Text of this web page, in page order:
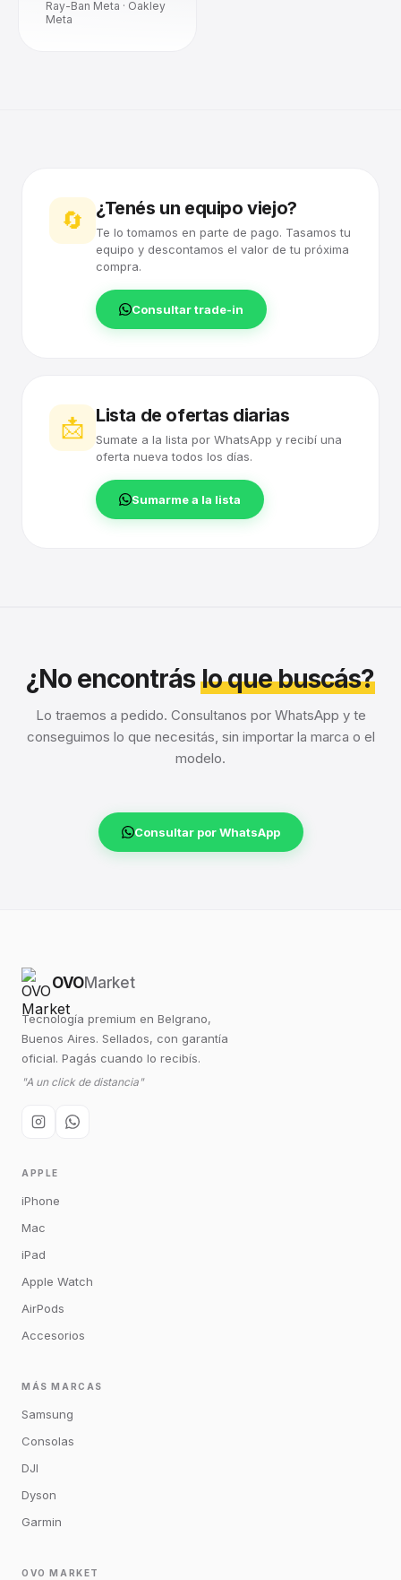
Ray-Ban Meta · Oakley
Meta
🔄 ¿Tenés un equipo viejo?
Te lo tomamos en parte de pago. Tasamos tu
equipo y descontamos el valor de tu próxima
compra.
Consultar trade-in
📩 Lista de ofertas diarias
Sumate a la lista por WhatsApp y recibí una
oferta nueva todos los días.
Sumarme a la lista
¿No encontráslo que buscás?
Lo traemos a pedido. Consultanos por WhatsApp y te
conseguimos lo que necesitás, sin importar la marca o el
modelo.
Consultar por WhatsApp
OVOMarket
Tecnología premium en Belgrano,
Buenos Aires. Sellados, con garantía
oficial. Pagás cuando lo recibís.
"A un click de distancia"
APPLE
iPhone
Mac
iPad
Apple Watch
AirPods
Accesorios
MÁS MARCAS
Samsung
Consolas
DJI
Dyson
Garmin
OVO MARKET